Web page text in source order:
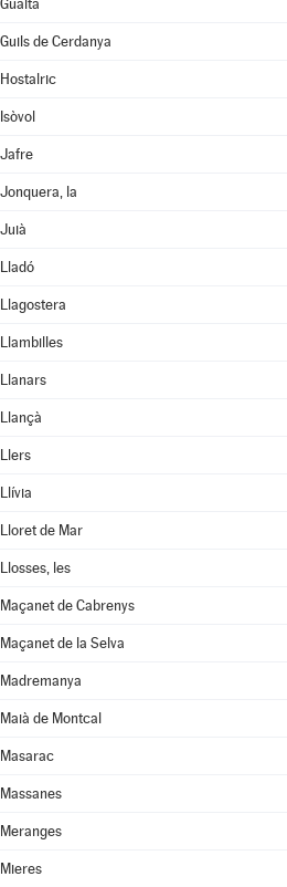
Gualta
Guils de Cerdanya
Hostalric
Isòvol
Jafre
Jonquera, la
Juià
Lladó
Llagostera
Llambilles
Llanars
Llançà
Llers
Llívia
Lloret de Mar
Llosses, les
Maçanet de Cabrenys
Maçanet de la Selva
Madremanya
Maià de Montcal
Masarac
Massanes
Meranges
Mieres